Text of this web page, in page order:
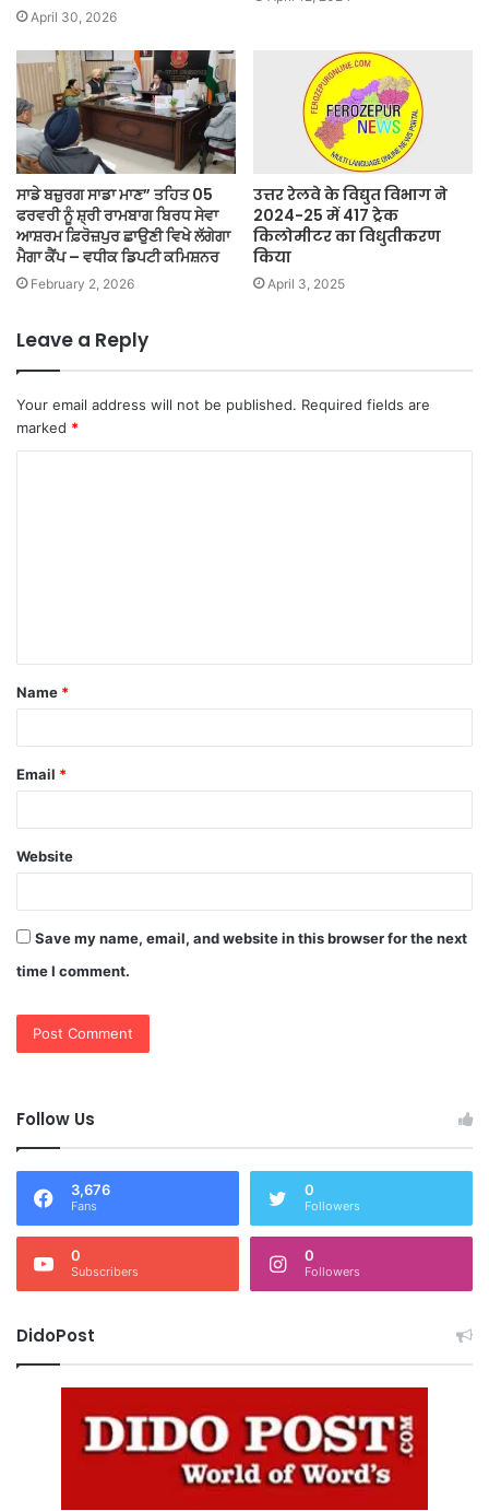
April 30, 2026
ਸਾਡੇ ਬਜ਼ੁਰਗ ਸਾਡਾ ਮਾਣ” ਤਹਿਤ 05
ਫਰਵਰੀ ਨੂੰ ਸ਼੍ਰੀ ਰਾਮਬਾਗ ਬਿਰਧ ਸੇਵਾ
ਆਸ਼ਰਮ ਫ਼ਿਰੋਜ਼ਪੁਰ ਛਾਉਣੀ ਵਿਖੇ ਲੱਗੇਗਾ
ਮੈਗਾ ਕੈਂਪ – ਵਧੀਕ ਡਿਪਟੀ ਕਮਿਸ਼ਨਰ
February 2, 2026
उत्तर रेलवे के विद्युत विभाग ने
2024-25 में 417 ट्रेक
किलोमीटर का विधुतीकरण
किया
April 3, 2025
Leave a Reply
Your email address will not be published. Required fields are
marked *
t
*
Name *
Email *
Website
Save my name, email, and website in this browser for the next
time I comment.
Follow Us
3,676
Fans
0
Followers
0
Subscribers
0
Followers
DidoPost